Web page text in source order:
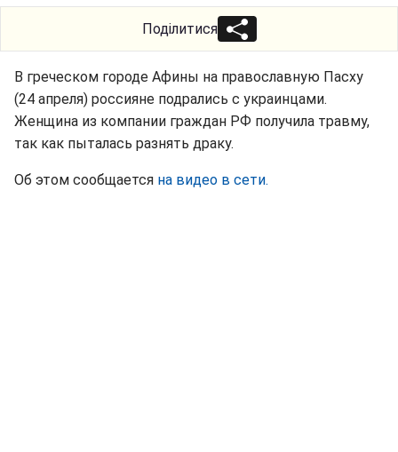
Поділитися
В греческом городе Афины на православную Пасху
(24 апреля) россияне подрались с украинцами.
Женщина из компании граждан РФ получила травму,
так как пыталась разнять драку.
Об этом сообщается на видео в сети.